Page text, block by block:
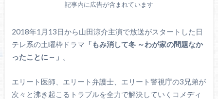
記事内に広告が含まれています
2018年1月13日から山田涼介主演で放送がスタートした日
テレ系の土曜枠ドラマ 「もみ消して冬 ～わが家の問題なか
ったことに～」 。
エリート医師、エリート弁護士、エリート警視庁の3兄弟が
次々と沸き起こるトラブルを全力で解決していくコメディ